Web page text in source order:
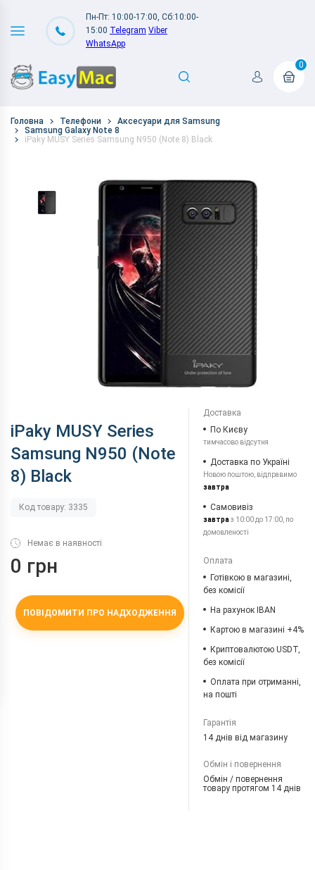
Пн-Пт: 10:00-17:00, Сб:10:00-
15:00 Telegram Viber
WhatsApp
0
Головна Телефони
Аксесуари для Samsung
Samsung Galaxy Note 8
iPaky MUSY Series Samsung N950 (Note 8) Black
iPaky MUSY Series
Samsung N950 (Note
8) Black
Код товару: 3335
Немає в наявності
0 грн
ПОВІДОМИТИ ПРО НАДХОДЖЕННЯ
Доставка
По Києву
тимчасово відсутня
Доставка по Україні
Новою поштою, відправимо
завтра
Самовивіз
завтраз 10:00 до 17:00, по
домовленості
Оплата
Готівкою в магазині,
без комісії
На рахунок IBAN
Картою в магазині +4%
Криптовалютою USDT,
без комісії
Оплата при отриманні,
на пошті
Гарантія
14 днів від магазину
Обмін і повернення
Обмін / повернення
товару протягом 14 днів